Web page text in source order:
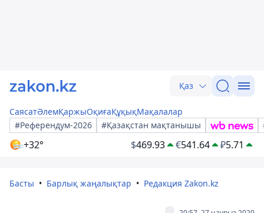
Қаз
СаясатӘлемҚаржыОқиғаҚұқықМақалалар
#Референдум-2026
#Қазақстан мақтанышы
+32° $469.93 €541.64 ₽5.71
Басты Барлық жаңалықтар Редакция Zakon.kz